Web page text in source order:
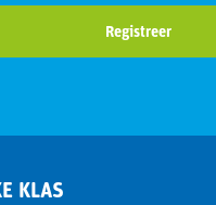
Registreer
KLAS